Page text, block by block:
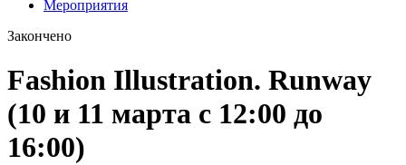
Мероприятия
Закончено
Fashion Illustration. Runway
(10 и 11 марта с 12:00 до
16:00)